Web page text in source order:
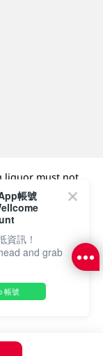
liquor must not
the course of
(18 歲以下人士)
Farm Company
帳號
資訊！
and grab
帳號